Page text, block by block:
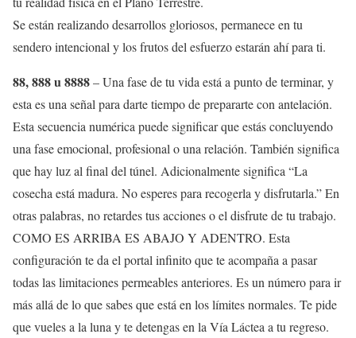
Se están realizando desarrollos gloriosos, permanece en tu
sendero intencional y los frutos del esfuerzo estarán ahí para ti.
88, 888 u 8888– Una fase de tu vida está a punto de terminar, y
esta es una señal para darte tiempo de prepararte con antelación.
Esta secuencia numérica puede significar que estás concluyendo
una fase emocional, profesional o una relación. También significa
que hay luz al final del túnel. Adicionalmente significa “La
cosecha está madura. No esperes para recogerla y disfrutarla.” En
otras palabras, no retardes tus acciones o el disfrute de tu trabajo.
COMO ES ARRIBA ES ABAJO Y ADENTRO. Esta
configuración te da el portal infinito que te acompaña a pasar
todas las limitaciones permeables anteriores. Es un número para ir
más allá de lo que sabes que está en los límites normales. Te pide
que vueles a la luna y te detengas en la Vía Láctea a tu regreso.